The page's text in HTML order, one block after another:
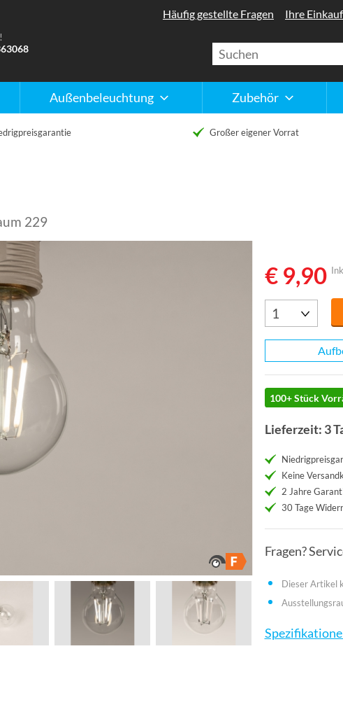
Außenbeleuchtung Zubehör
Häufig gestellte Fragen Ihre
Großer eigener Vorrat
229
€ 9,90
100+ Stück
Lieferzeit: 3
Keine
2 Jahre
30 Tage
Fragen?
Dieser Artikel